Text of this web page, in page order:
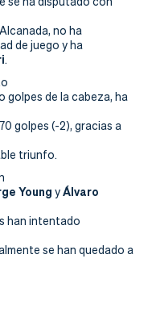
no ha
de juego y ha
.
golpes de la cabeza, ha
golpes (-2), gracias a
triunfo.
Young yÁlvaro
han intentado
se han quedado a